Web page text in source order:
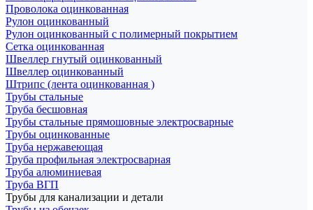
Проволока оцинкованная
Рулон оцинкованный
Рулон оцинкованный с полимерный покрытием
Сетка оцинкованная
Швеллер гнутый оцинкованный
Швеллер оцинкованный
Штрипс (лента оцинкованная )
Трубы стальные
Труба бесшовная
Трубы стальные прямошовные электросварные
Трубы оцинкованные
Труба нержавеющая
Труба профильная электросварная
Труба алюминиевая
Труба ВГП
Трубы для канализации и детали